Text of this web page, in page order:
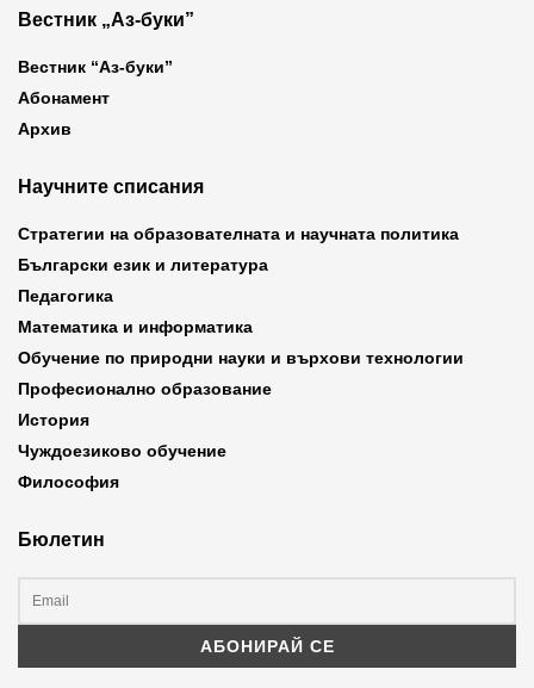
Вестник „Аз-буки”
Вестник “Аз-буки”
Абонамент
Архив
Научните списания
Стратегии на образователната и научната политика
Български език и литература
Педагогика
Математика и информатика
Обучение по природни науки и върхови технологии
Професионално образование
История
Чуждоезиково обучение
Философия
Бюлетин